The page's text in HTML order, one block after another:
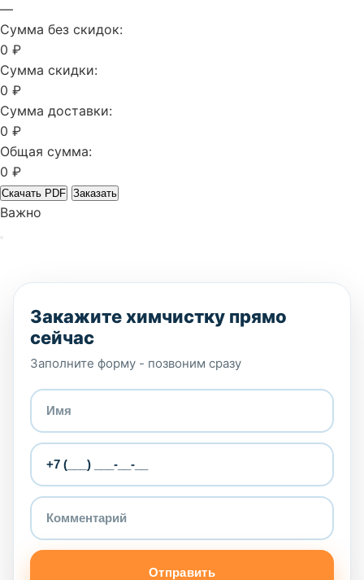
—
Сумма без скидок:
0 ₽
Сумма скидки:
0 ₽
Сумма доставки:
0 ₽
Общая сумма:
0 ₽
Скачать PDF Заказать
Важно
Закажите химчистку прямо
сейчас
Заполните форму - позвоним сразу
Отправить